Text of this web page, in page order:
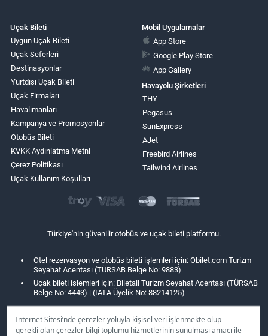
İnternet Sitesi’nde çerezler yoluyla kişisel veri işlenmekte olup
gerekli olan çerezler bilgi toplumu hizmetlerinin sunulması amacı ile
Uçak Bileti
Uygun Uçak Bileti
Uçak Seferleri
Destinasyonlar
Yurtdışı Uçak Bileti
Uçak Firmaları
Havalimanları
Kampanya ve Promosyonlar
Otobüs Bileti
KVKK Aydınlatma Metni
Çerez Politikası
Uçak Kullanım Koşulları
Mobil Uygulamalar
App Store
Google Play Store
App Gallery
Havayolu Şirketleri
THY
Pegasus
SunExpress
AJet
Freebird Airlines
Tailwind Airlines
Türkiye'nin güvenilir otobüs ve uçak bileti platformu.
Otel rezervasyon ve otobüs bileti işlemleri için: Obilet.com Turizm
Seyahat Acentası (TÜRSAB Belge No: 9883)
Uçak bileti işlemleri için: Biletall Turizm Seyahat Acentası (TÜRSAB
Belge No: 4443) | (IATA Üyelik No: 88214125)